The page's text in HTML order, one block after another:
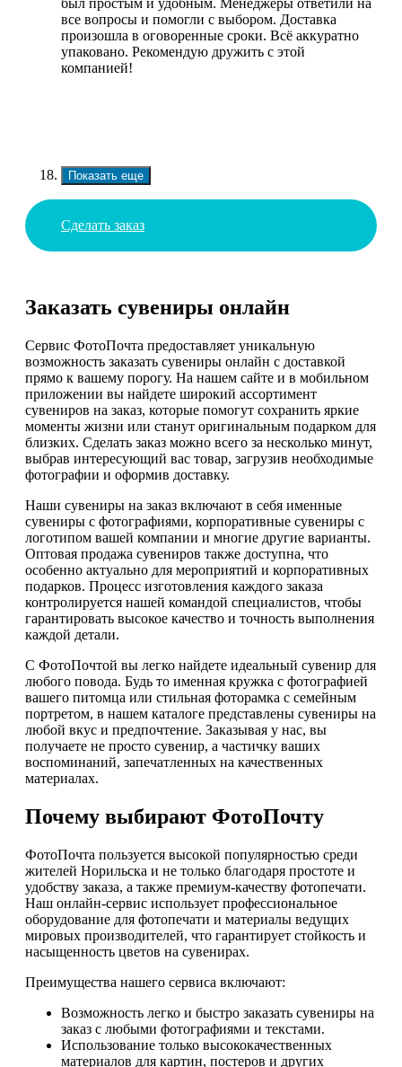
все вопросы и помогли с выбором. Доставка
произошла в оговоренные сроки. Всё аккуратно
упаковано. Рекомендую дружить с этой
компанией!
Показать еще
Сделать заказ
Заказать сувениры онлайн
Сервис ФотоПочта предоставляет уникальную
возможность заказать сувениры онлайн с доставкой
прямо к вашему порогу. На нашем сайте и в мобильном
приложении вы найдете широкий ассортимент
сувениров на заказ, которые помогут сохранить яркие
моменты жизни или станут оригинальным подарком для
близких. Сделать заказ можно всего за несколько минут,
выбрав интересующий вас товар, загрузив необходимые
фотографии и оформив доставку.
Наши сувениры на заказ включают в себя именные
сувениры с фотографиями, корпоративные сувениры с
логотипом вашей компании и многие другие варианты.
Оптовая продажа сувениров также доступна, что
особенно актуально для мероприятий и корпоративных
подарков. Процесс изготовления каждого заказа
контролируется нашей командой специалистов, чтобы
гарантировать высокое качество и точность выполнения
каждой детали.
С ФотоПочтой вы легко найдете идеальный сувенир для
любого повода. Будь то именная кружка с фотографией
вашего питомца или стильная фоторамка с семейным
портретом, в нашем каталоге представлены сувениры на
любой вкус и предпочтение. Заказывая у нас, вы
получаете не просто сувенир, а частичку ваших
воспоминаний, запечатленных на качественных
материалах.
Почему выбирают ФотоПочту
ФотоПочта пользуется высокой популярностью среди
жителей Норильска и не только благодаря простоте и
удобству заказа, а также премиум-качеству фотопечати.
Наш онлайн-сервис использует профессиональное
оборудование для фотопечати и материалы ведущих
мировых производителей, что гарантирует стойкость и
насыщенность цветов на сувенирах.
Преимущества нашего сервиса включают:
Возможность легко и быстро заказать сувениры на
заказ с любыми фотографиями и текстами.
Использование только высококачественных
материалов для картин, постеров и других